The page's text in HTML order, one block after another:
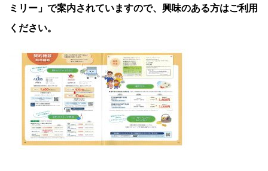
ミリー」で案内されていますので、興味のある方はご利用
く ださい。